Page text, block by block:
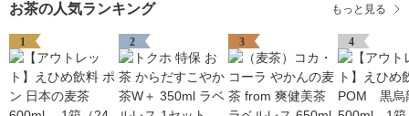
お茶の人気ランキング もっと見る
1 2 3 4